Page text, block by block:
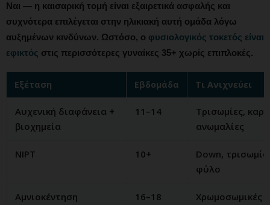
Ναι — η καισαρική τομή είναι εξαιρετικά ασφαλής και
συχνότερα επιλέγεται στην ηλικιακή αυτή ομάδα λόγω
αυξημένων κινδύνων. Ωστόσο, ο φυσιολογικός τοκετός είναι
εφικτός στις περισσότερες γυναίκες 35+ χωρίς επιπλοκές.
Εξέταση Εβδομάδα Τι Ανιχνεύει
Αυχενική διαφάνεια +
βιοχημεία
11–14
Τρισωμίες,
ανωμαλίες
NIPT 10+
Down,
φύλο
Αμνιοκέντηση 16–18
Χρωμοσωμικές